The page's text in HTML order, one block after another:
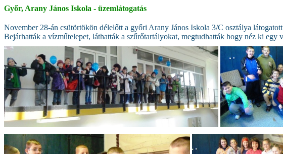
Győr, Arany János Iskola - üzemlátogatás
November 28-án csütörtökön délelőtt a győri Arany János Iskola 3/C osztálya
Bejárhatták a vízműtelepet, láthatták a szűrőtartályokat, megtudhatták hogy néz ki egy